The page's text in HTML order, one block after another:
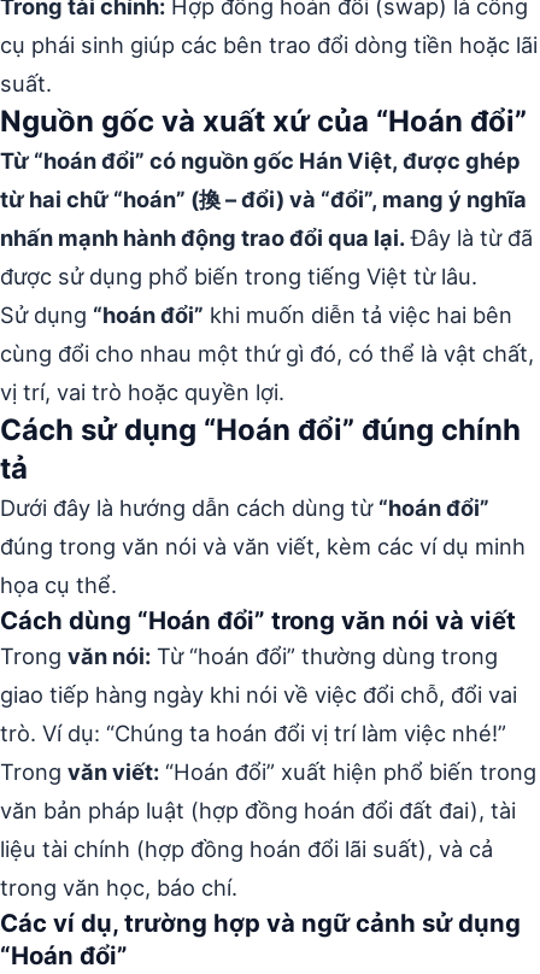
Trong tài chính: Hợp đồng hoán đổi (swap) là công
cụ phái sinh giúp các bên trao đổi dòng tiền hoặc lãi
suất.
Nguồn gốc và xuất xứ của “Hoán đổi”
Từ “hoán đổi” có nguồn gốc Hán Việt, được ghép
từ hai chữ “hoán” (換 – đổi) và “đổi”, mang ý nghĩa
nhấn mạnh hành động trao đổi qua lại.Đây là từ đã
được sử dụng phổ biến trong tiếng Việt từ lâu.
Sử dụng “hoán đổi” khi muốn diễn tả việc hai bên
cùng đổi cho nhau một thứ gì đó, có thể là vật chất,
vị trí, vai trò hoặc quyền lợi.
Cách sử dụng “Hoán đổi” đúng chính
tả
Dưới đây là hướng dẫn cách dùng từ “hoán đổi”
đúng trong văn nói và văn viết, kèm các ví dụ minh
họa cụ thể.
Cách dùng “Hoán đổi” trong văn nói và viết
Trong văn nói: Từ “hoán đổi” thường dùng trong
giao tiếp hàng ngày khi nói về việc đổi chỗ, đổi vai
trò. Ví dụ: “Chúng ta hoán đổi vị trí làm việc nhé!”
Trong văn viết: “Hoán đổi” xuất hiện phổ biến trong
văn bản pháp luật (hợp đồng hoán đổi đất đai), tài
liệu tài chính (hợp đồng hoán đổi lãi suất), và cả
trong văn học, báo chí.
Các ví dụ, trường hợp và ngữ cảnh sử dụng
“Hoán đổi”